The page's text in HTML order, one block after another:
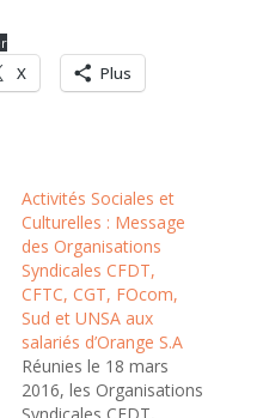
X Plus
Activités Sociales et
Culturelles : Message
des Organisations
Syndicales CFDT,
CFTC, CGT, FOcom,
Sud et UNSA aux
salariés d’Orange S.A
Réunies le 18 mars
2016, les Organisations